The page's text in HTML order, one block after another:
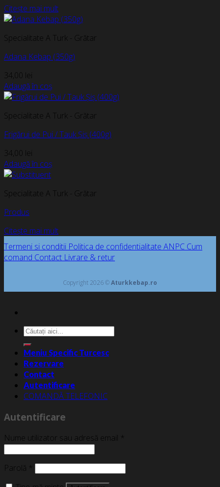
Citește mai mult
Specialitate A Turk - Grătar
Adana Kebap (350g)
34,00 lei
Adaugă în coș
Specialitate A Turk - Grătar
Frigărui de Pui / Tauk Șiș (400g)
34,00 lei
Adaugă în coș
Specialitate A Turk - Grătar
Produs
Citește mai mult
Termeni si conditii Politica de confidentialitate ANPC Cum
comand Contact Livrare & retur
Copyright 2026 ©Aturkkebap.ro
Caută
după:
Meniu Specific Turcesc
Rezervare
Contact
Autentificare
COMANDĂ TELEFONIC
Autentificare
Nume utilizator sau adresă email *
Parolă *